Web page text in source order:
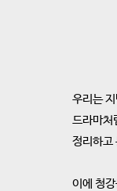
우리는
드라마처
정리하고
이에 청